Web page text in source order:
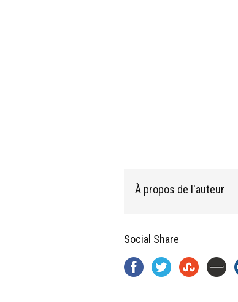
À propos de l'auteur
Social Share